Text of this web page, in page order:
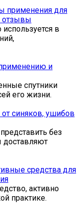
применения для
отзывы
в
и
спутники
его жизни.
синяков, ушибов
без
доставляют
средства для
активно
практике.